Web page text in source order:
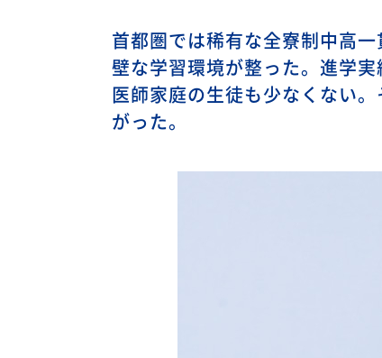
首都圏では稀有な全寮制中高
壁な学習環境が整った。進学
医師家庭の生徒も少なくない
がった。